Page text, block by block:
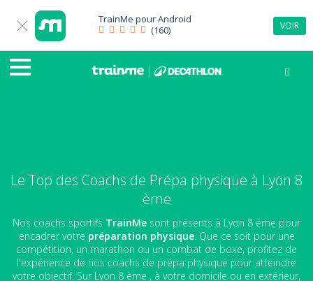
TrainMe pourAndroid
(160)
VOIR
Le Top des Coachs de Prépa physique à Lyon 8
ème
Nos coachs sportifs TrainMe sont présents à Lyon 8 ème pour
encadrer votre préparation physique. Que ce soit pour une
compétition, un marathon ou un combat de boxe, profitez de
l'expérience de nos coachs de prépa physique pour atteindre
votre objectif. Sur Lyon 8 ème , à votre domicile ou en extérieur,